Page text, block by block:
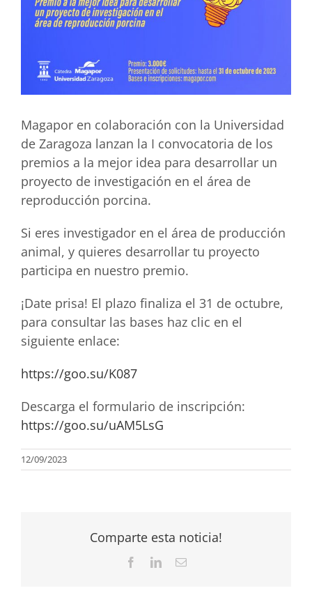
Magapor en colaboración con la Universidad
de Zaragoza lanzan la I convocatoria de los
premios a la mejor idea para desarrollar un
proyecto de investigación en el área de
reproducción porcina.
Si eres investigador en el área de producción
animal, y quieres desarrollar tu proyecto
participa en nuestro premio.
¡Date prisa! El plazo finaliza el 31 de octubre,
para consultar las bases haz clic en el
siguiente enlace:
https://goo.su/K087
Descarga el formulario de inscripción:
https://goo.su/uAM5LsG
12/09/2023
Comparte esta noticia!
FacebookLinkedInCorreo